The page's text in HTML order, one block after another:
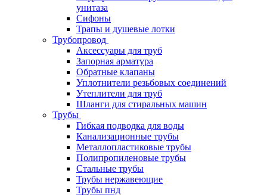
унитаза
Сифоны
Трапы и душевые лотки
Трубопровод
Аксессуары для труб
Запорная арматура
Обратные клапаны
Уплотнители резьбовых соединений
Утеплители для труб
Шланги для стиральных машин
Трубы
Гибкая подводка для воды
Канализационные трубы
Металлопластиковые трубы
Полипропиленовые трубы
Стальные трубы
Трубы нержавеющие
Трубы пнд